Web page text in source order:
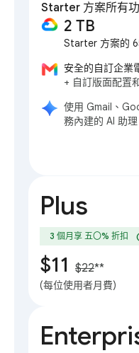
Starter 方案所有功
2 TB
Starter 方案的
安全的自訂企業
+ 自訂版面配置
使用 Gmail、
務內建的 AI 助
Plus
3 個月享 五〇% 折扣
$11 $22**
(每位使用者月費)